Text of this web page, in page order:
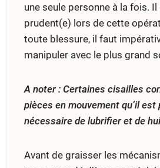
une seule personne à la fois.
prudent(e) lors de cette
toute blessure, il faut
manipuler avec le plus grand
A noter : Certaines cisailles
pièces en mouvement qu’il est
nécessaire de lubrifier et de
Avant de graisser les